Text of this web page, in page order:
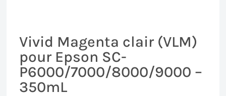
Vivid Magenta clair (VLM)
pour Epson SC-
P6000/7000/8000/9000 –
350mL